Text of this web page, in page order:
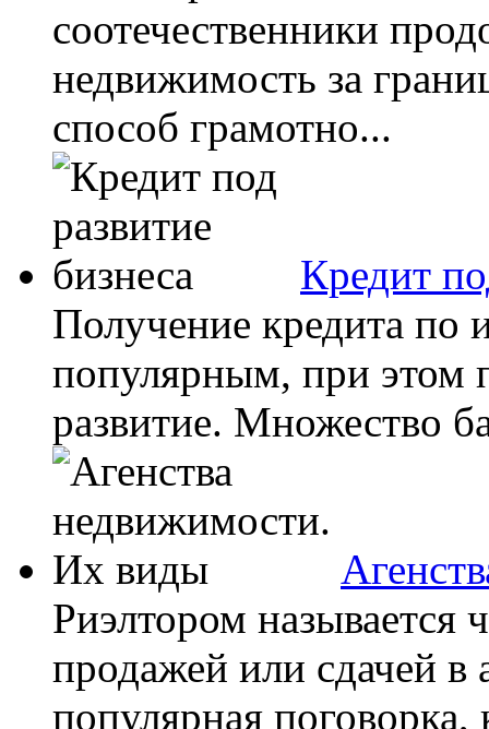
соотечественники
недвижимость за
способ грамотно...
Кредит
Получение кредита по
популярным, при этом
развитие. Множество
Риэлтором называется
продажей или сдачей
популярная поговорка,